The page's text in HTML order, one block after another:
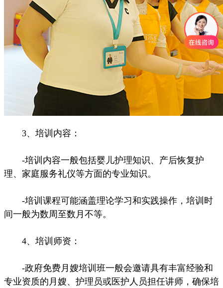
3、培训内容：
-培训内容一般包括婴儿护理知识、产后恢复护
理、家庭服务礼仪等方面的专业知识。
-培训课程可能涵盖理论学习和实践操作，培训时
间一般为数周至数月不等。
4、培训师资：
-政府免费月嫂培训班一般会邀请具有丰富经验和
专业资质的月嫂、护理员或医护人员担任讲师，确保培